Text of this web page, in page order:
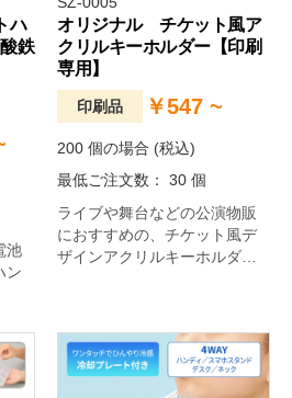
ハ
鉄
池
ン
オリジナル チケット風ア
クリルキーホルダー【印刷
専用】
印刷品 ￥547 ~
200 個の場合 (税込)
最低ご注文数： 30 個
ライブや舞台などの公演物販
におすすめの、チケット風デ
ザインアクリルキーホルダー